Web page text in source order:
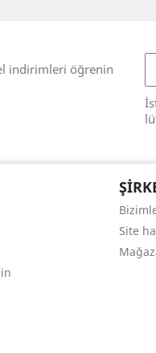
indirimleri öğrenin
Site